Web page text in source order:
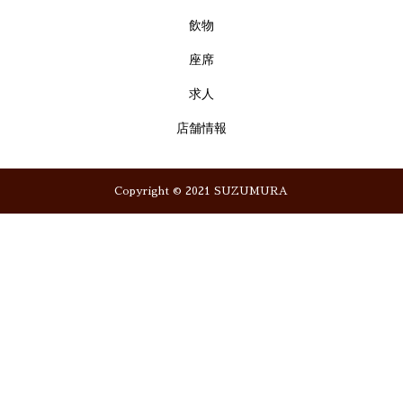
飲物
座席
求人
店舗情報
Copyright © 2021 SUZUMURA